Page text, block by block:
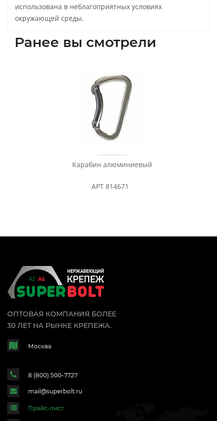
использована в неблагоприятных условиях
окружающей среды.
Ранее вы смотрели
Карабин алюминиевый
АРТ 814671
ОПТОВАЯ КОМПАНИЯ БОЛЕЕ
30 ЛЕТ НА РЫНКЕ КРЕПЕЖА.
Москва
8 (800) 500-7727
mail@superbolt.ru
Прайс-лист